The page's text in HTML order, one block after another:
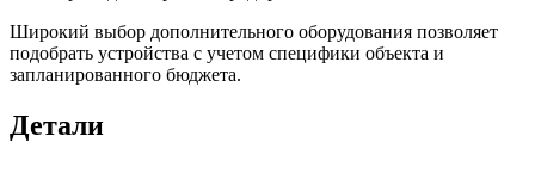
Широкий выбор дополнительного оборудования позволяет
подобрать устройства с учетом специфики объекта и
запланированного бюджета.
Детали